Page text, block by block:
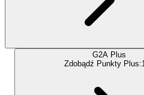
G2A Plus
Zdobądź Punkty Plus: